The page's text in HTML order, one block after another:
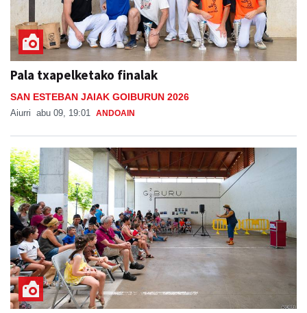
Pala txapelketako finalak
SAN ESTEBAN JAIAK GOIBURUN 2026
Aiurri abu 09, 19:01 ANDOAIN